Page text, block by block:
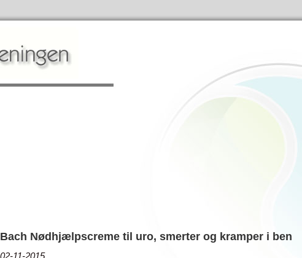
Bach Nødhjælpscreme til uro, smerter og kramper i ben
02-11-2015